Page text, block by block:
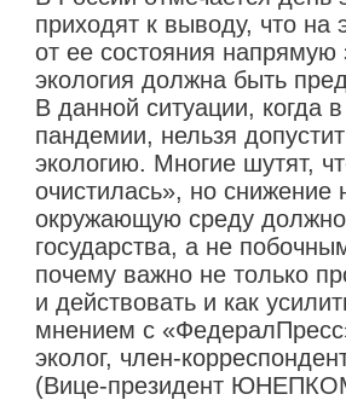
приходят к выводу, что на
от ее состояния
экология должна быть
В данной ситуации, когда
пандемии, нельзя
экологию. Многие шутят,
очистилась», но снижение
окружающую среду
государства, а не
почему важно не только
и действовать и как
мнением с
эколог, член-
(Вице-президент